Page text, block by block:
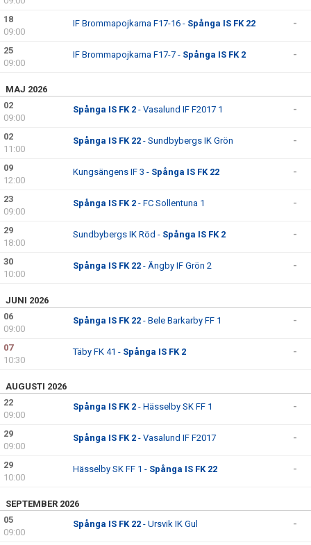
18
09:00
IF Brommapojkarna F17-16 - Spånga IS FK 22 -
25
09:00
IF Brommapojkarna F17-7 - Spånga IS FK 2 -
MAJ 2026
02
09:00
Spånga IS FK 2 - Vasalund IF F2017 1 -
02
11:00
Spånga IS FK 22 - Sundbybergs IK Grön -
09
12:00
Kungsängens IF 3 - Spånga IS FK 22 -
23
09:00
Spånga IS FK 2 - FC Sollentuna 1 -
29
18:00
Sundbybergs IK Röd - Spånga IS FK 2 -
30
10:00
Spånga IS FK 22 - Ängby IF Grön 2 -
JUNI 2026
06
09:00
Spånga IS FK 22 - Bele Barkarby FF 1 -
07
10:30
Täby FK 41 - Spånga IS FK 2 -
AUGUSTI 2026
22
09:00
Spånga IS FK 2 - Hässelby SK FF 1 -
29
09:00
Spånga IS FK 2 - Vasalund IF F2017 -
29
10:00
Hässelby SK FF 1 - Spånga IS FK 22 -
SEPTEMBER 2026
05
09:00
Spånga IS FK 22 - Ursvik IK Gul -